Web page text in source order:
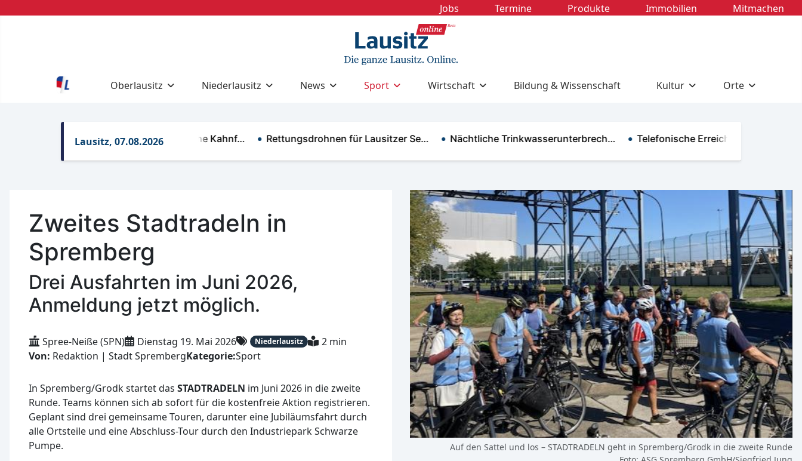
Jobs Termine Produkte Immobilien Mitmachen
Oberlausitz Niederlausitz News Sport Wirtschaft Bildung & Wissenschaft Kultur Orte
Lausitz, 07.08.2026
Regelungen für gewerbliche Kahnf… Rettungsdrohnen für Lausitzer Se… Nächtliche Trinkwasserunterbrech… Telefonische Erreichbarkeit im R…
Zweites Stadtradeln in
Spremberg
Drei Ausfahrten im Juni 2026,
Anmeldung jetzt möglich.
Spree-Neiße (SPN) Dienstag 19. Mai 2026 Niederlausitz
2 min
Von: Redaktion | Stadt SprembergKategorie:Sport
In Spremberg/Grodk startet das STADTRADELN im Juni 2026 in die zweite
Runde. Teams können sich ab sofort für die kostenfreie Aktion registrieren.
Geplant sind drei gemeinsame Touren, darunter eine Jubiläumsfahrt durch
alle Ortsteile und eine Abschluss-Tour durch den Industriepark Schwarze
Pumpe.
Auf den Sattel und los – STADTRADELN geht in Spremberg/Grodk in die zweite Runde